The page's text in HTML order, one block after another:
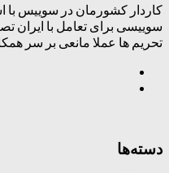
کاردار کشورمان در سوییس با
سوییسی برای تعامل با ایران
تحریم ها عملا مانعی بر سر
دسته‌ها